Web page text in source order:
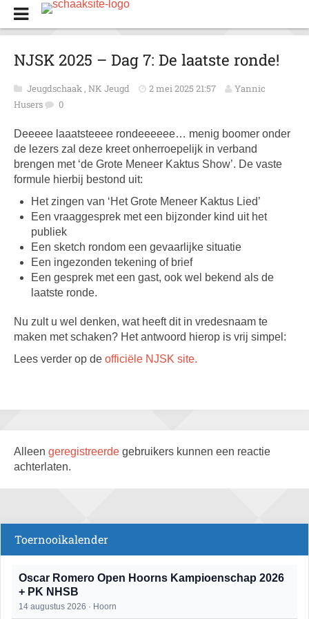
NJSK 2025 – Dag 7: De laatste ronde!
Jeugdschaak, NK Jeugd 2 mei 2025 21:57
Yannic
Husers
0
Deeeee laaatsteeee rondeeeeee… menig boomer onder
de lezers zal deze kreet onherroepelijk in verband
brengen met ‘de Grote Meneer Kaktus Show’. De vaste
formule hierbij bestond uit:
Het zingen van ‘Het Grote Meneer Kaktus Lied’
Een vraaggesprek met een bijzonder kind uit het
publiek
Een sketch rondom een gevaarlijke situatie
Een ingezonden tekening of brief
Een gesprek met een gast, ook wel bekend als de
laatste ronde.
Nu zult u wel denken, wat heeft dit in vredesnaam te
maken met schaken? Het antwoord hierop is vrij simpel:
Lees verder op de officiële NJSK site.
Alleen geregistreerde gebruikers kunnen een reactie
achterlaten.
Toernooikalender
Oscar Romero Open Hoorns Kampioenschap 2026
+ PK NHSB
14 augustus 2026 · Hoorn